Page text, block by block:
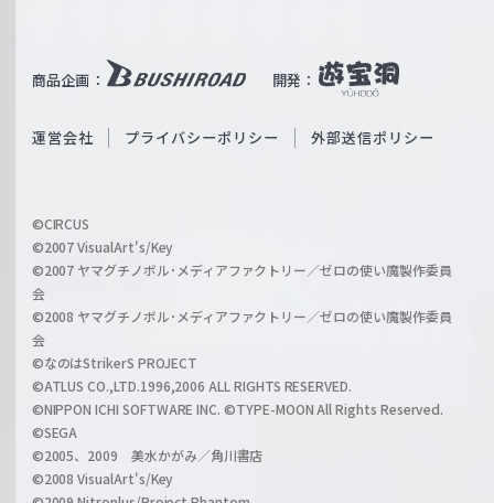
ß
c
a
r
z
商品企画： 開発：
b
O
i
l
h
a
n
運営会社 プライバシーポリシー 外部送信ポリシー
©CIRCUS
©2007 VisualArt's/Key
©2007 ヤマグチノボル･メディアファクトリー／ゼロの使い魔製作委員
会
©2008 ヤマグチノボル･メディアファクトリー／ゼロの使い魔製作委員
会
©なのはStrikerS PROJECT
©ATLUS CO.,LTD.1996,2006 ALL RIGHTS RESERVED.
©NIPPON ICHI SOFTWARE INC. ©TYPE-MOON All Rights Reserved.
©SEGA
©2005、2009 美水かがみ／角川書店
©2008 VisualArt's/Key